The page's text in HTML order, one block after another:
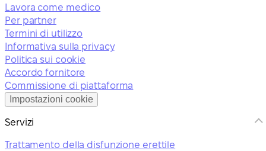
Lavora come medico
Per partner
Termini di utilizzo
Informativa sulla privacy
Politica sui cookie
Accordo fornitore
Commissione di piattaforma
Impostazioni cookie
Servizi
Trattamento della disfunzione erettile